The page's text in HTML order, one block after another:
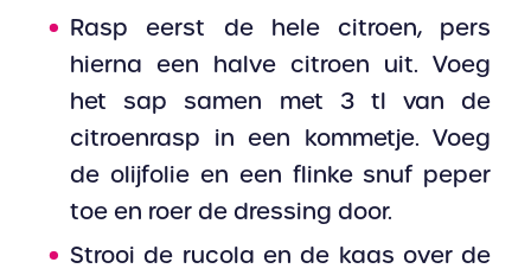
Rasp eerst de hele citroen, pers
hierna een halve citroen uit. Voeg
het sap samen met 3 tl van de
citroenrasp in een kommetje. Voeg
de olijfolie en een flinke snuf peper
toe en roer de dressing door.
Strooi de rucola en de kaas over de